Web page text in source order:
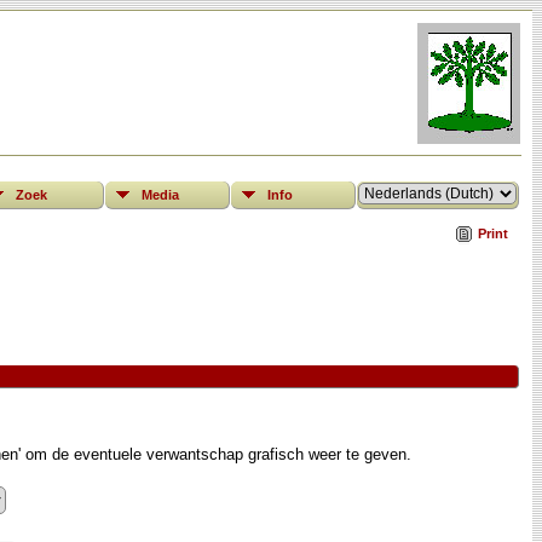
Zoek Media Info
Print
om de eventuele verwantschap grafisch weer te geven.